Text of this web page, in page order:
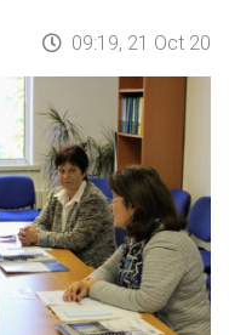
09:19, 21 Oct 20